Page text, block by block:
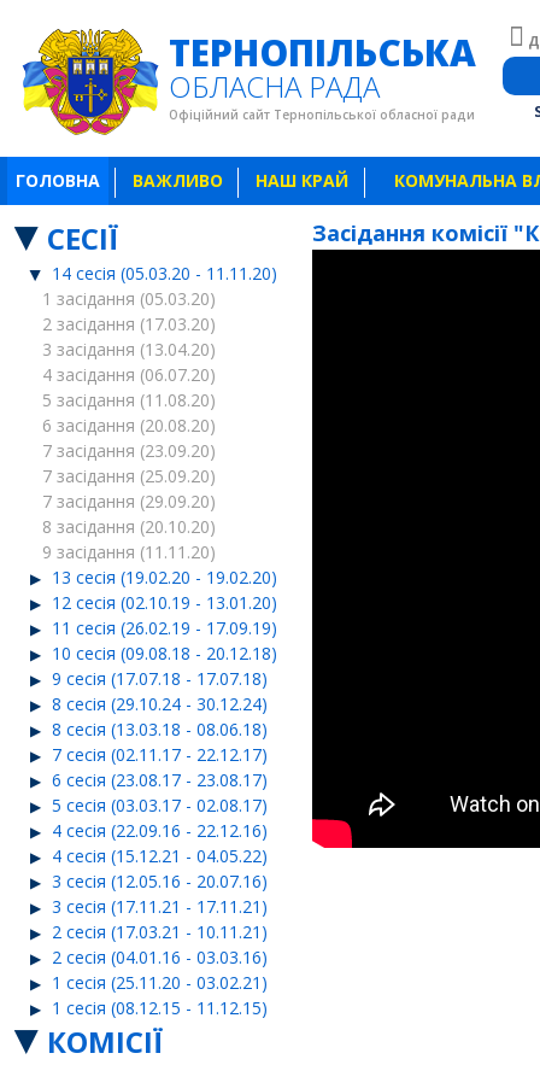
ТЕРНОПІЛЬСЬКА
ОБЛАСНА РАДА
Офіційний сайт Тернопільської обласної ради
ГОЛОВНА ВАЖЛИВО НАШ КРАЙ КОМУНАЛЬНА
СЕСІЇ
14 сесія (05.03.20 - 11.11.20)
1 засідання (05.03.20)
2 засідання (17.03.20)
3 засідання (13.04.20)
4 засідання (06.07.20)
5 засідання (11.08.20)
6 засідання (20.08.20)
7 засідання (23.09.20)
7 засідання (25.09.20)
7 засідання (29.09.20)
8 засідання (20.10.20)
9 засідання (11.11.20)
13 сесія (19.02.20 - 19.02.20)
12 сесія (02.10.19 - 13.01.20)
11 сесія (26.02.19 - 17.09.19)
10 сесія (09.08.18 - 20.12.18)
9 сесія (17.07.18 - 17.07.18)
8 сесія (29.10.24 - 30.12.24)
8 сесія (13.03.18 - 08.06.18)
7 сесія (02.11.17 - 22.12.17)
6 сесія (23.08.17 - 23.08.17)
5 сесія (03.03.17 - 02.08.17)
4 сесія (22.09.16 - 22.12.16)
4 сесія (15.12.21 - 04.05.22)
3 сесія (12.05.16 - 20.07.16)
3 сесія (17.11.21 - 17.11.21)
2 сесія (17.03.21 - 10.11.21)
2 сесія (04.01.16 - 03.03.16)
1 сесія (25.11.20 - 03.02.21)
1 сесія (08.12.15 - 11.12.15)
КОМІСІЇ
Засідання комісії